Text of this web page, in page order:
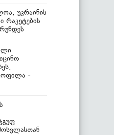
უკრაინის
რაკეტების
-